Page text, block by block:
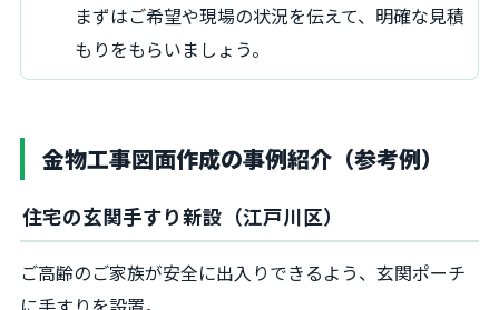
まずはご希望や現場の状況を伝えて、明確な見積
もりをもらいましょう。
金物工事図面作成の事例紹介（参考例）
住宅の玄関手すり新設（江戸川区）
ご高齢のご家族が安全に出入りできるよう、玄関ポーチ